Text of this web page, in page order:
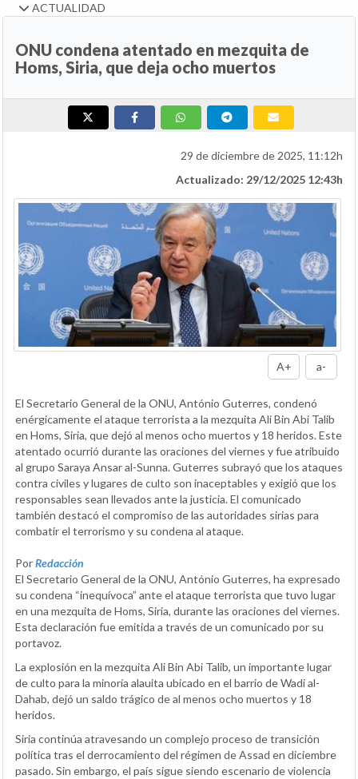
ACTUALIDAD
ONU condena atentado en mezquita de
Homs, Siria, que deja ocho muertos
29 de diciembre de 2025, 11:12h
Actualizado: 29/12/2025 12:43h
A+ a-
El Secretario General de la ONU, António Guterres, condenó
enérgicamente el ataque terrorista a la mezquita Ali Bin Abi Talib
en Homs, Siria, que dejó al menos ocho muertos y 18 heridos. Este
atentado ocurrió durante las oraciones del viernes y fue atribuido
al grupo Saraya Ansar al-Sunna. Guterres subrayó que los ataques
contra civiles y lugares de culto son inaceptables y exigió que los
responsables sean llevados ante la justicia. El comunicado
también destacó el compromiso de las autoridades sirias para
combatir el terrorismo y su condena al ataque.
PorRedacción
El Secretario General de la ONU, António Guterres, ha expresado
su condena “inequívoca” ante el ataque terrorista que tuvo lugar
en una mezquita de Homs, Siria, durante las oraciones del viernes.
Esta declaración fue emitida a través de un comunicado por su
portavoz.
La explosión en la mezquita Ali Bin Abi Talib, un importante lugar
de culto para la minoría alauita ubicado en el barrio de Wadi al-
Dahab, dejó un saldo trágico de al menos ocho muertos y 18
heridos.
Siria continúa atravesando un complejo proceso de transición
política tras el derrocamiento del régimen de Assad en diciembre
pasado. Sin embargo, el país sigue siendo escenario de violencia